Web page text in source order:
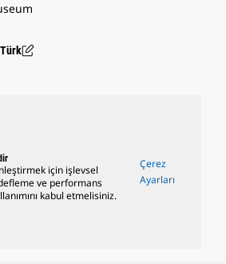
için işlevsel
ve performans
kabul etmelisiniz.
Çerez
Ayarları